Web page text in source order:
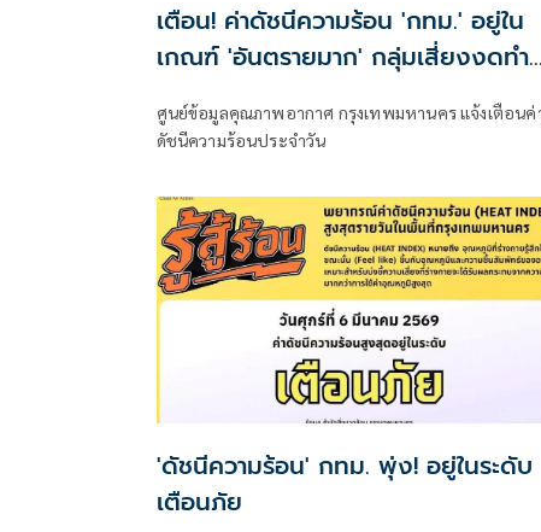
เตือน! ค่าดัชนีความร้อน 'กทม.' อยู่ใน
เกณฑ์ 'อันตรายมาก' กลุ่มเสี่ยงงดทำ
ศูนย์ข้อมูลคุณภาพอากาศ กรุงเทพมหานคร แจ้งเตือนค่
ดัชนีความร้อนประจำวัน
'ดัชนีความร้อน' กทม. พุ่ง! อยู่ในระดับ
เตือนภัย